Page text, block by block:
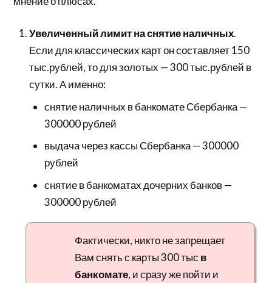
Увеличенный лимит на снятие наличных.
Если для классических карт он составляет 150
тыс.рублей, то для золотых — 300 тыс.рублей в
сутки. А именно:
снятие наличных в банкомате Сбербанка —
300000 рублей
выдача через кассы Сбербанка — 300000
рублей
снятие в банкоматах дочерних банков —
300000 рублей
Фактически, никто не запрещает
Вам снять с карты 300 тыс в
банкомате, и сразу же пойти и